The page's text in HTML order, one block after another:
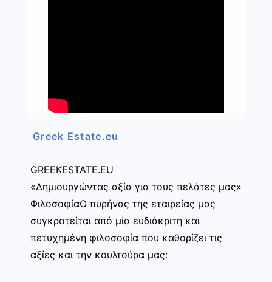
Greek Estate.eu
GREEKESTATE.EU
«Δημιουργώντας αξία για τους πελάτες μας»
ΦιλοσοφίαΟ πυρήνας της εταιρείας μας
συγκροτείται από μία ευδιάκριτη και
πετυχημένη φιλοσοφία που καθορίζει τις
αξίες και την κουλτούρα μας: